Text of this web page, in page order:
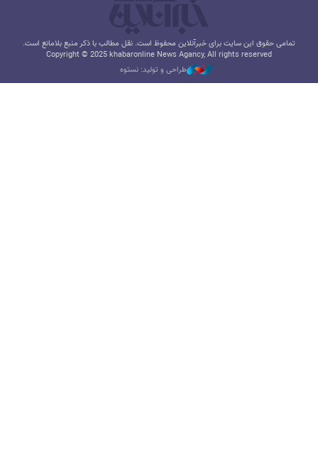
تمامی حقوق این سایت برای خبرآنلاین محفوظ است. نقل مطالب با ذکر منبع بلامانع است.
Copyright © 2025 khabaronline News Agancy, All rights reserved
طراحی و تولید: نستوه